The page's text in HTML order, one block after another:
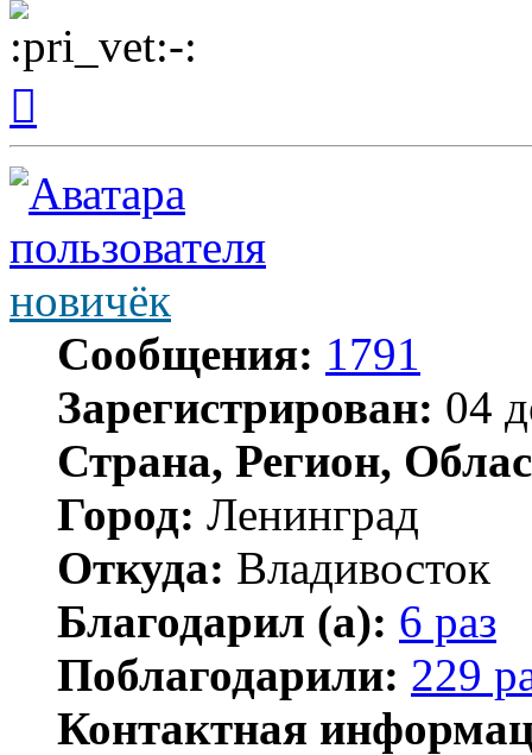
началу
новичёк
Сообщения: 1791
Зарегистрирован: 04
Страна, Регион,
Город: Ленинград
Откуда: Владивосток
Благодарил (а): 6 раз
Поблагодарили: 229
Контактная